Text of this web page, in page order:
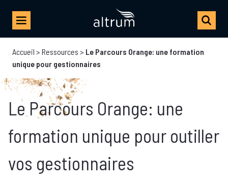
Accueil > Ressources > Le Parcours Orange: une formation
unique pour gestionnaires
Le Parcours Orange: une
formation unique pour outiller
vos gestionnaires